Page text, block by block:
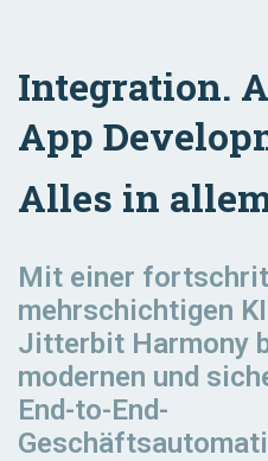
&
Integration.
App
Alles in
Mit einer
mehrschichtigen
Jitterbit Harmony
modernen und
End-to-End-